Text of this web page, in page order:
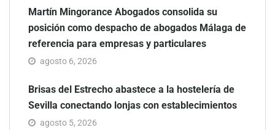
Martín Mingorance Abogados consolida su
posición como despacho de abogados Málaga de
referencia para empresas y particulares
agosto 6, 2026
Brisas del Estrecho abastece a la hostelería de
Sevilla conectando lonjas con establecimientos
agosto 5, 2026